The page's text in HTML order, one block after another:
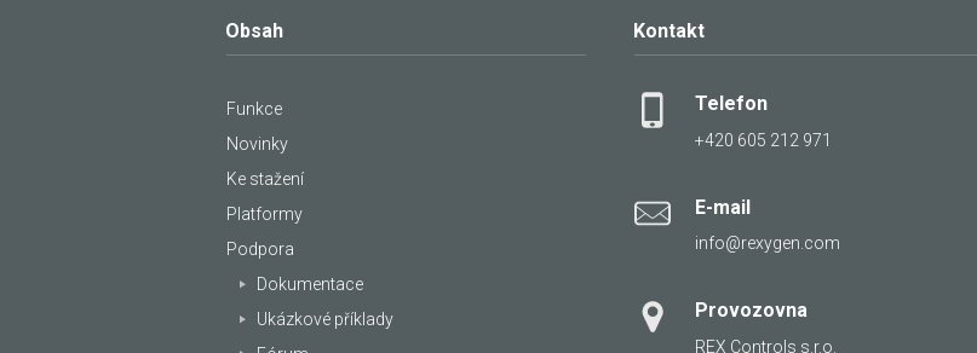
Obsah
Funkce
Novinky
Ke stažení
Platformy
Podpora
Dokumentace
Ukázkové příklady
Kontakt
Telefon
+420 605 212 971
E-mail
info@rexygen.com
Provozovna
REX Controls s.r.o.